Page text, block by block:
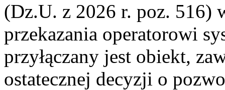
(Dz.U. z 2026 r. poz. 516)
przekazania operatorowi
przyłączany jest obiekt,
ostatecznej decyzji o